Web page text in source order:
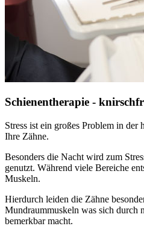
Schienentherapie -
Stress ist ein großes Problem in der
Ihre Zähne.
Besonders die Nacht wird zum
genutzt. Während viele Bereiche
Muskeln.
Hierdurch leiden die Zähne
Mundraummuskeln was sich durch
bemerkbar macht.